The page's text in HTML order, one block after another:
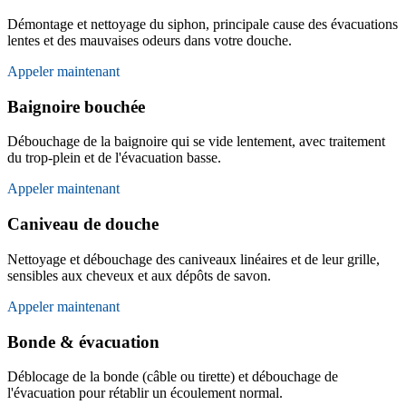
Démontage et nettoyage du siphon, principale cause des évacuations
lentes et des mauvaises odeurs dans votre douche.
Appeler maintenant
Baignoire bouchée
Débouchage de la baignoire qui se vide lentement, avec traitement
du trop-plein et de l'évacuation basse.
Appeler maintenant
Caniveau de douche
Nettoyage et débouchage des caniveaux linéaires et de leur grille,
sensibles aux cheveux et aux dépôts de savon.
Appeler maintenant
Bonde & évacuation
Déblocage de la bonde (câble ou tirette) et débouchage de
l'évacuation pour rétablir un écoulement normal.